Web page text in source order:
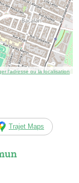
l’adresse ou la localisation
Trajet Maps